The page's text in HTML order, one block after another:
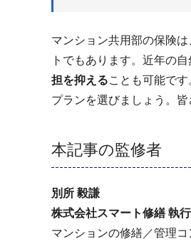
マンション共用部の保険
トでもあります。近年の
担を抑えることも可能で
プランを選びましょう。
本記事の監修者
別所 毅謙
株式会社スマート修繕 執
マンションの修繕／管理